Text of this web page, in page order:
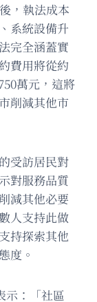
，執法成本
系統設備升
完全涵蓋實
費用將從約
萬元，這將
削減其他市
受訪居民對
對服務品質
減其他必要
人支持此做
持探索其他
度。
示：「社區